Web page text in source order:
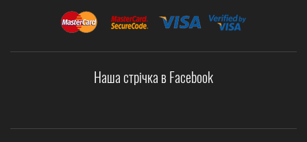
Наша стрічка в Facebook